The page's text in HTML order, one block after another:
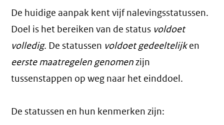
De huidige aanpak kent vijf nalevingsstatussen.
Doel is het bereiken van de status voldoet
volledig. De statussen voldoet gedeeltelijken
eerste maatregelen genomenzijn
tussenstappen op weg naar het einddoel.
De statussen en hun kenmerken zijn: